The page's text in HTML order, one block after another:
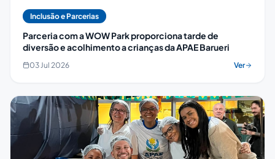
Inclusão e Parcerias
Parceria com a WOW Park proporciona tarde de
diversão e acolhimento a crianças da APAE Barueri
03 Jul 2026 Ver